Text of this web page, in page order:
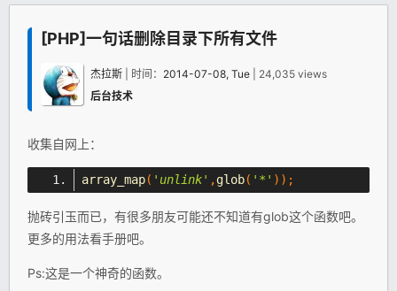
[PHP]一句话删除目录下所有文件
杰拉斯 | 时间： 2014-07-08, Tue | 24,035 views
后台技术
收集自网上：
array_map( 'unlink' ,glob( '*' ));
抛砖引玉而已，有很多朋友可能还不知道有glob这个函数吧。
更多的用法看手册吧。
Ps:这是一个神奇的函数。